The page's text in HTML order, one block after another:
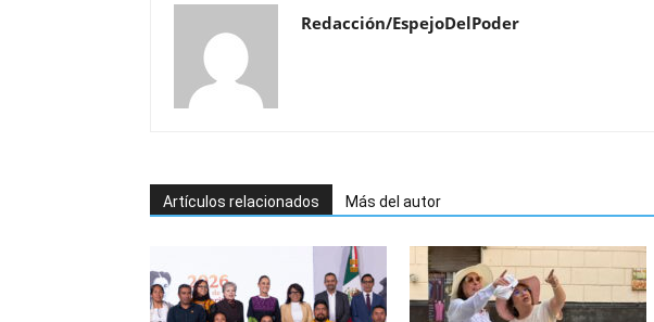
Redacción/EspejoDelPoder
Artículos relacionados Más del autor